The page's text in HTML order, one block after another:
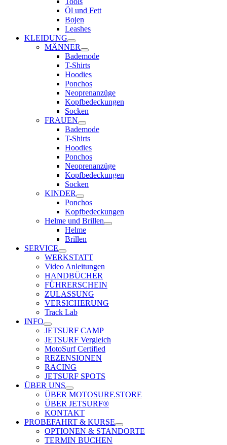
Öl und Fett
Bojen
Leashes
KLEIDUNG
MÄNNER
Bademode
T-Shirts
Hoodies
Ponchos
Neoprenanzüge
Kopfbedeckungen
Socken
FRAUEN
Bademode
T-Shirts
Hoodies
Ponchos
Neoprenanzüge
Kopfbedeckungen
Socken
KINDER
Ponchos
Kopfbedeckungen
Helme und Brillen
Helme
Brillen
SERVICE
WERKSTATT
Video Anleitungen
HANDBÜCHER
FÜHRERSCHEIN
ZULASSUNG
VERSICHERUNG
Track Lab
INFO
JETSURF CAMP
JETSURF Vergleich
MotoSurf Certified
REZENSIONEN
RACING
JETSURF SPOTS
ÜBER UNS
ÜBER MOTOSURF.STORE
ÜBER JETSURF®
KONTAKT
PROBEFAHRT & KURSE
OPTIONEN & STANDORTE
TERMIN BUCHEN